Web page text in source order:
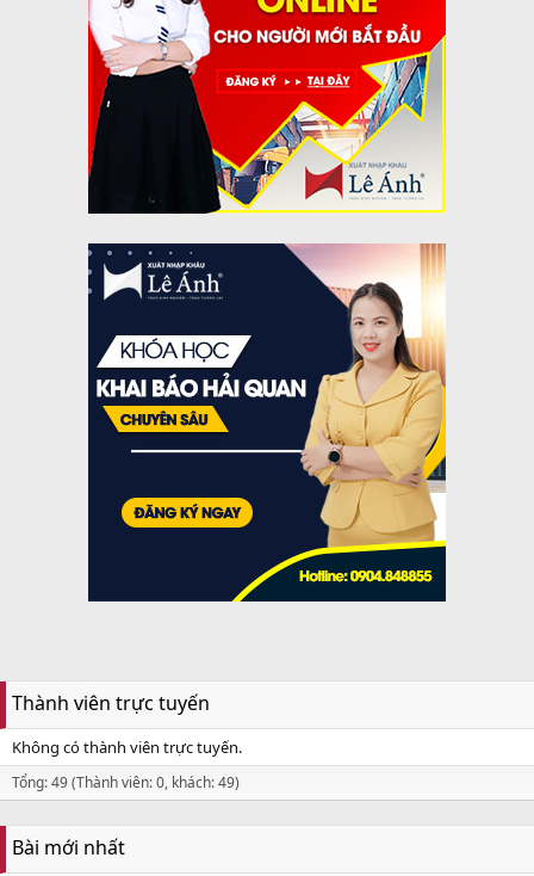
Thành viên trực tuyến
Không có thành viên trực tuyến.
Tổng: 49 (Thành viên: 0, khách: 49)
Bài mới nhất